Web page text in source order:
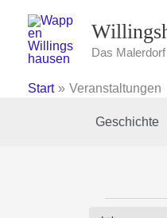
Inhalt
springen
Das
Start Veranstaltungen
Geschichte